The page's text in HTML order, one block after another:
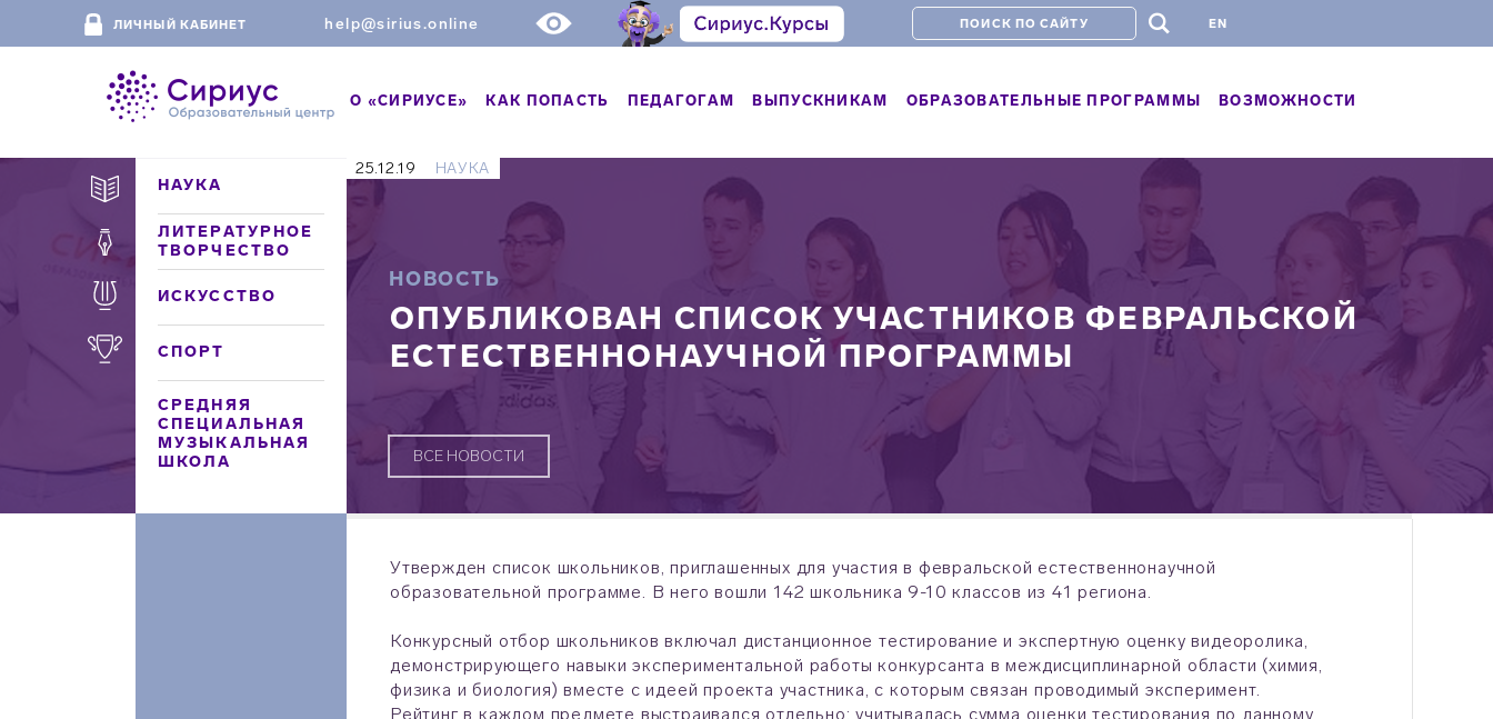
ЛИЧНЫЙ КАБИНЕТ help@sirius.online # EN
О «СИРИУСЕ» КАК ПОПАСТЬ ПЕДАГОГАМ ВЫПУСКНИКАМ ОБРАЗОВАТЕЛЬНЫЕ ПРОГРАММЫ ВОЗМОЖНОСТИ
НАУКА
ЛИТЕРАТУРНОЕ
ТВОРЧЕСТВО
ИСКУССТВО
СПОРТ
СРЕДНЯЯ
СПЕЦИАЛЬНАЯ
МУЗЫКАЛЬНАЯ
ШКОЛА
25.12.19 НАУКА
НОВОСТЬ
ОПУБЛИКОВАН СПИСОК УЧАСТНИКОВ ФЕВРАЛЬСКОЙ
ЕСТЕСТВЕННОНАУЧНОЙ ПРОГРАММЫ
ВСЕ НОВОСТИ
Утвержден список школьников, приглашенных для участия в февральской естественнонаучной
образовательной программе. В него вошли 142 школьника 9-10 классов из 41 региона.
Конкурсный отбор школьников включал дистанционное тестирование и экспертную оценку видеоролика,
демонстрирующего навыки экспериментальной работы конкурсанта в междисциплинарной области (химия,
физика и биология) вместе с идеей проекта участника, с которым связан проводимый эксперимент.
Рейтинг в каждом предмете выстраивался отдельно: учитывалась сумма оценки тестирования по данному